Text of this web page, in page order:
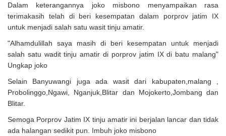
Dalam keterangannya joko misbono menyampaikan rasa
terimakasih telah di beri kesempatan dalam porprov jatim IX
untuk menjadi salah satu wasit tinju amatir.
"Alhamdulillah saya masih di beri kesempatan untuk menjadi
salah satu wadit tinju amatir di porprov jatim IX di batu malang"
Ungkap joko
Selain Banyuwangi juga ada wasit dari kabupaten,malang ,
Probolinggo,Ngawi, Nganjuk,Blitar dan Mojokerto,Jombang dan
Blitar.
Semoga Porprov Jatim IX tinju amatir ini berjalan lancar dan tidak
ada halangan sedikit pun. Imbuh joko misbono